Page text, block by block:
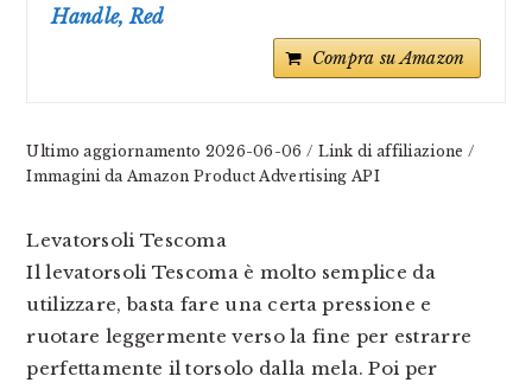
Handle, Red
Compra su Amazon
Ultimo aggiornamento 2026-06-06 / Link di affiliazione /
Immagini da Amazon Product Advertising API
Levatorsoli Tescoma
Il levatorsoli Tescoma è molto semplice da
utilizzare, basta fare una certa pressione e
ruotare leggermente verso la fine per estrarre
perfettamente il torsolo dalla mela. Poi per